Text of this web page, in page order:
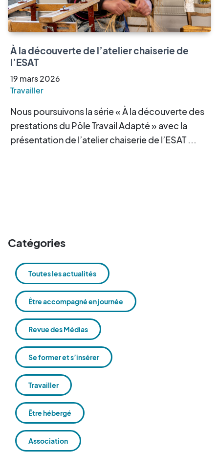
À la découverte de l’atelier chaiserie de
l’ESAT
19 mars2026
Travailler
Nous poursuivons la série « À la découverte des
prestations du Pôle Travail Adapté » avec la
présentation de l’atelier chaiserie de l’ESAT ...
Catégories
Toutes les actualités
Être accompagné en journée
Revue des Médias
Se former et s’insérer
Travailler
Être hébergé
Association